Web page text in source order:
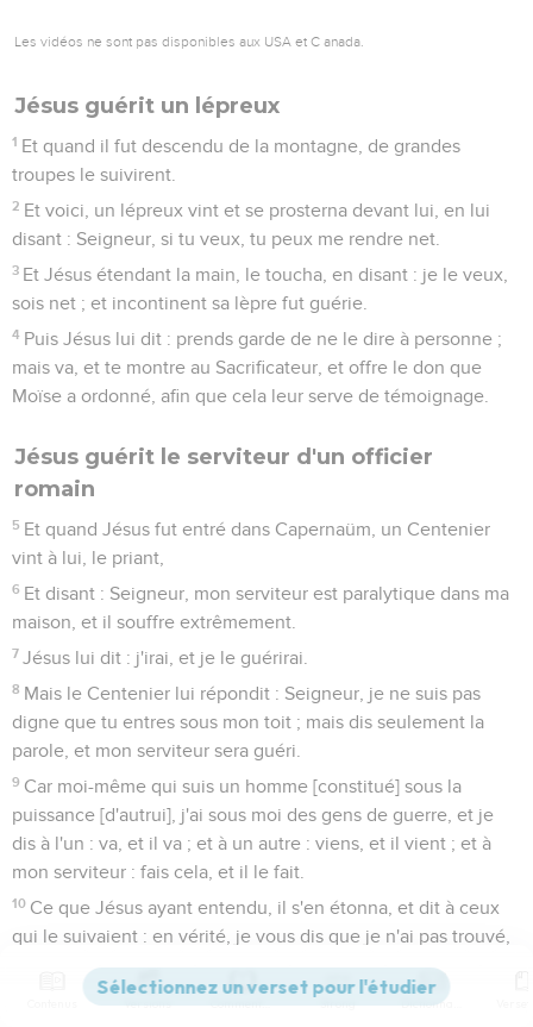
Les vidéos ne sont pas disponibles aux USA et C anada.
Jésus guérit un lépreux
1 Et quand il fut descendu de la montagne, de grandes
troupes le suivirent.
2 Et voici, un lépreux vint et se prosterna devant lui, en lui
disant : Seigneur, si tu veux, tu peux me rendre net.
3 Et Jésus étendant la main, le toucha, en disant : je le veux,
sois net ; et incontinent sa lèpre fut guérie.
4 Puis Jésus lui dit : prends garde de ne le dire à personne ;
mais va, et te montre au Sacrificateur, et offre le don que
Moïse a ordonné, afin que cela leur serve de témoignage.
Jésus guérit le serviteur d'un officier
romain
5 Et quand Jésus fut entré dans Capernaüm, un Centenier
vint à lui, le priant,
6 Et disant : Seigneur, mon serviteur est paralytique dans ma
maison, et il souffre extrêmement.
7 Jésus lui dit : j'irai, et je le guérirai.
8 Mais le Centenier lui répondit : Seigneur, je ne suis pas
digne que tu entres sous mon toit ; mais dis seulement la
parole, et mon serviteur sera guéri.
9 Car moi-même qui suis un homme [constitué] sous la
puissance [d'autrui], j'ai sous moi des gens de guerre, et je
dis à l'un : va, et il va ; et à un autre : viens, et il vient ; et à
mon serviteur : fais cela, et il le fait.
10 Ce que Jésus ayant entendu, il s'en étonna, et dit à ceux
qui le suivaient : en vérité, je vous dis que je n'ai pas trouvé,
même en Israël, une si grande foi.
Mais je vous dis que plusieurs viendront d'Orient et
Versions Commentaires Strong